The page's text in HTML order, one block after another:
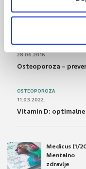
OSTEOPOROZA
28.06.2016.
Osteoporoza –
OSTEOPOROZA
11.03.2022.
Vitamin D: optimalne
Medicus (1/
Mentalno
zdravlje